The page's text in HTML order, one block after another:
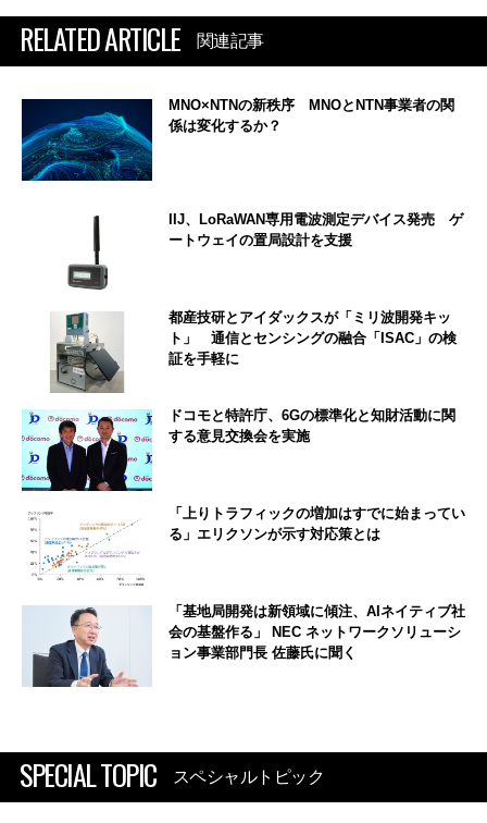
RELATED ARTICLE 関連記事
MNO×NTNの新秩序 MNOとNTN事業者の関
係は変化するか？
IIJ、LoRaWAN専用電波測定デバイス発売 ゲ
ートウェイの置局設計を支援
都産技研とアイダックスが「ミリ波開発キッ
ト」 通信とセンシングの融合「ISAC」の検
証を手軽に
ドコモと特許庁、6Gの標準化と知財活動に関
する意見交換会を実施
「上りトラフィックの増加はすでに始まってい
る」エリクソンが示す対応策とは
「基地局開発は新領域に傾注、AIネイティブ社
会の基盤作る」 NEC ネットワークソリューシ
ョン事業部門長 佐藤氏に聞く
SPECIAL TOPIC スペシャルトピック